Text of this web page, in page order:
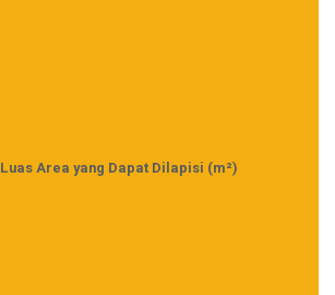
Luas Area yang Dapat Dilapisi (m²)